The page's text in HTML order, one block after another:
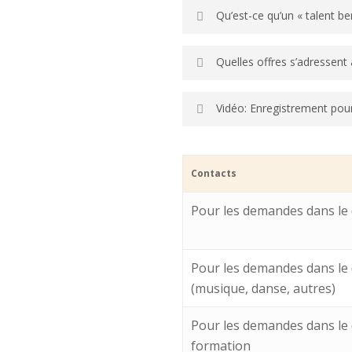
Qu’est-ce qu’un « talent
Les talents bernois
Domaine artistique
s’investissent beaucoup et
Quelles offres
À l’école obligatoire
Cette solution doit permettre
obligatoire
Délai de dépôt de la
obtenir le statut de « talent
Aucun délai
ne s’applique
déposer une demande le plus
Vidéo: Enregistrement
Contacts
Pour les demandes dans
Pour les demandes dans
(musique, danse, autres)
Pour les demandes dans
formation